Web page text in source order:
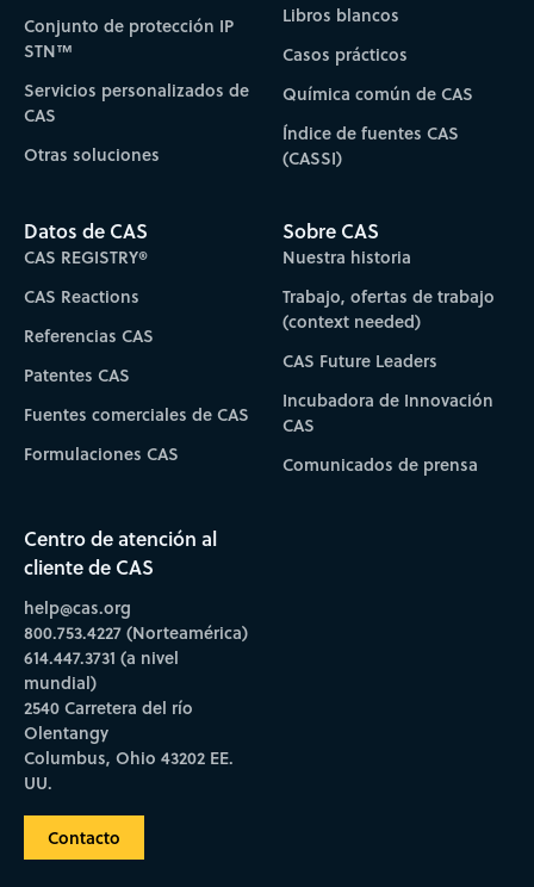
Conjunto de protección IP
STN™
Servicios personalizados de
CAS
Otras soluciones
Libros blancos
Casos prácticos
Química común de CAS
Índice de fuentes CAS
(CASSI)
Datos de CAS
CAS REGISTRY®
CAS Reactions
Referencias CAS
Patentes CAS
Fuentes comerciales de CAS
Formulaciones CAS
Sobre CAS
Nuestra historia
Trabajo, ofertas de trabajo
(context needed)
CAS Future Leaders
Incubadora de Innovación
CAS
Comunicados de prensa
Centro de atención al
cliente de CAS
help@cas.org
800.753.4227 (Norteamérica)
614.447.3731 (a nivel
mundial)
2540 Carretera del río
Olentangy
Columbus, Ohio 43202 EE.
UU.
Contacto